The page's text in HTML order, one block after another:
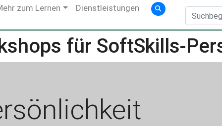
zum Lernen Dienstleistungen
für SoftSkills-